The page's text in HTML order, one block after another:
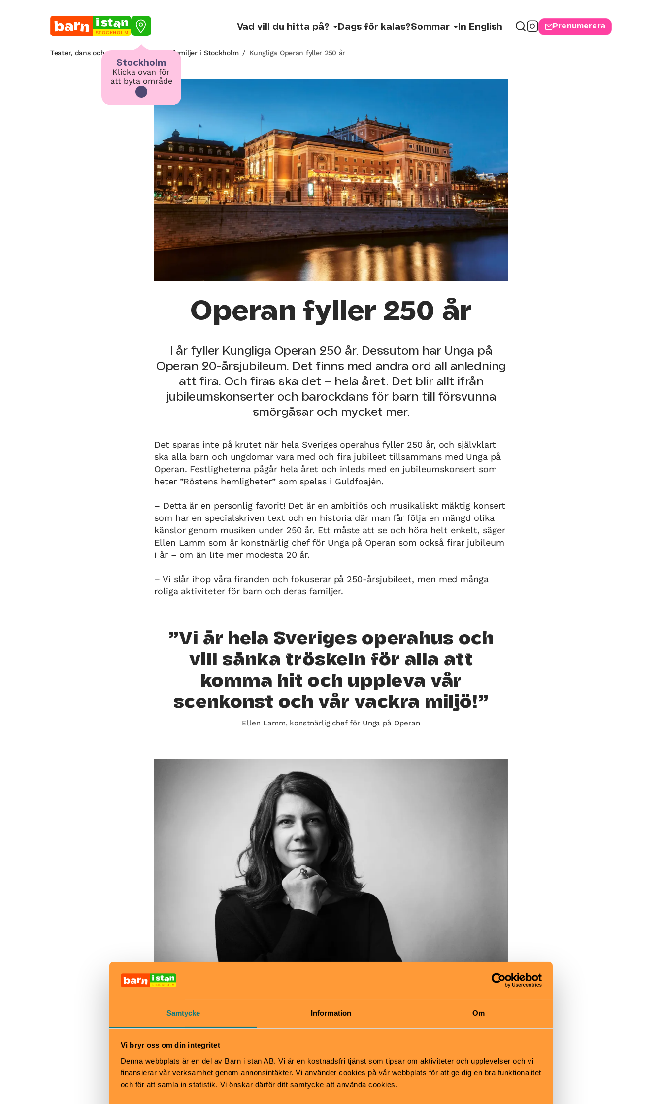
Samtycke Information Om
Vi bryr oss om din integritet
Denna webbplats är en del av Barn i stan AB. Vi är en kostnadsfri tjänst som tipsar om aktiviteter och upplevelser och vi
finansierar vår verksamhet genom annonsintäkter. Vi använder cookies på vår webbplats för att ge dig en bra funktionalitet
och för att samla in statistik. Vi önskar därför ditt samtycke att använda cookies.
STOCKHOLM
Stockholm
Klicka ovan för
att byta område
Vad vill du hitta på? Dags för kalas?Sommar In English Prenumerera
Teater, dans och musik för barn och familjer i Stockholm / Kungliga Operan fyller 250 år
Operan fyller 250 år
I år fyller Kungliga Operan 250 år. Dessutom har Unga på
Operan 20-årsjubileum. Det finns med andra ord all anledning
att fira. Och firas ska det – hela året. Det blir allt ifrån
jubileumskonserter och barockdans för barn till försvunna
smörgåsar och mycket mer.
Det sparas inte på krutet när hela Sveriges operahus fyller 250 år, och självklart
ska alla barn och ungdomar vara med och fira jubileet tillsammans med Unga på
Operan. Festligheterna pågår hela året och inleds med en jubileumskonsert som
heter ”Röstens hemligheter” som spelas i Guldfoajén.
– Detta är en personlig favorit! Det är en ambitiös och musikaliskt mäktig konsert
som har en specialskriven text och en historia där man får följa en mängd olika
känslor genom musiken under 250 år. Ett måste att se och höra helt enkelt, säger
Ellen Lamm som är konstnärlig chef för Unga på Operan som också firar jubileum
i år – om än lite mer modesta 20 år.
– Vi slår ihop våra firanden och fokuserar på 250-årsjubileet, men med många
roliga aktiviteter för barn och deras familjer.
Vi är hela Sveriges operahus och
vill sänka tröskeln för alla att
komma hit och uppleva vår
scenkonst och vår vackra miljö!
Ellen Lamm, konstnärlig chef för Unga på Operan
Är ni kanske sugna på att själva sjunga opera? Eller kanske testa hur det är att
dansa barockdans? Då är det bara att ta sig till Operans barnlördagar, tipsar Ellen
Lamm. Där kan man nämligen själv prova på att sjunga opera eller dansa